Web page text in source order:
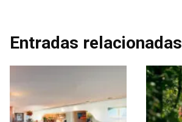
Entradas relacionadas